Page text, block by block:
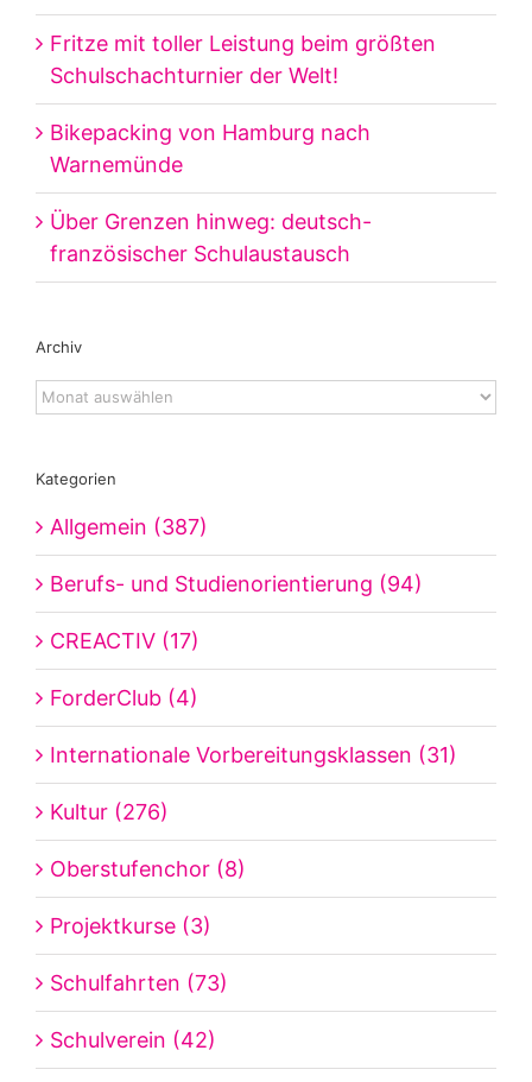
Fritze mit toller Leistung beim größten
Schulschachturnier der Welt!
Bikepacking von Hamburg nach
Warnemünde
Über Grenzen hinweg: deutsch-
französischer Schulaustausch
Archiv
Archiv
Kategorien
Allgemein (387)
Berufs- und Studienorientierung (94)
CREACTIV (17)
ForderClub (4)
Internationale Vorbereitungsklassen (31)
Kultur (276)
Oberstufenchor (8)
Projektkurse (3)
Schulfahrten (73)
Schulverein (42)